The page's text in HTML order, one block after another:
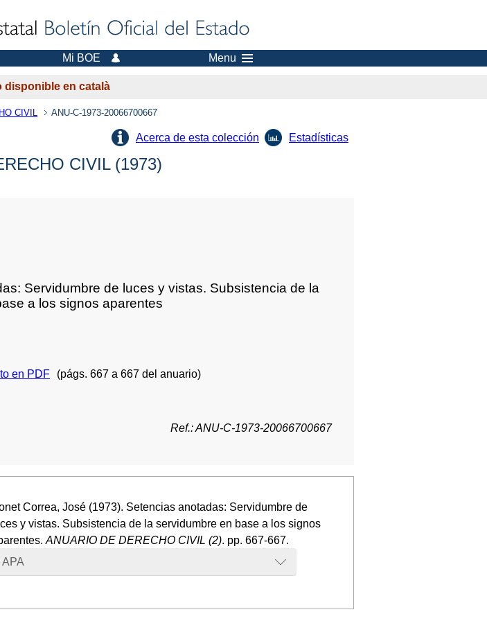
Mi BOE Menu
disponible en català
CIVIL ANU-C-1973-20066700667
Acerca de esta colección Estadísticas
CIVIL (1973)
Servidumbre de luces y vistas. Subsistencia de la
a los signos aparentes
en PDF (págs. 667 a 667 del anuario)
Ref.: ANU-C-1973-20066700667
Correa, José (1973). Setencias anotadas: Servidumbre de
y vistas. Subsistencia de la servidumbre en base a los signos
ANUARIO DE DERECHO CIVIL (2). pp. 667-667.
APA